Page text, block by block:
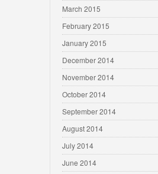
March 2015
February 2015
January 2015
December 2014
November 2014
October 2014
September 2014
August 2014
July 2014
June 2014